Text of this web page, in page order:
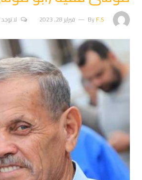
ByF.S فبراير 28, 2023 لا